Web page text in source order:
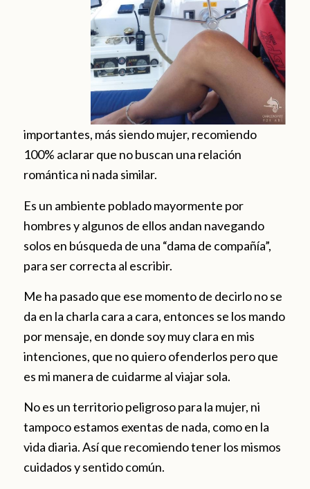
importantes, más siendo mujer, recomiendo
100% aclarar que no buscan una relación
romántica ni nada similar.
Es un ambiente poblado mayormente por
hombres y algunos de ellos andan navegando
solos en búsqueda de una “dama de compañía”,
para ser correcta al escribir.
Me ha pasado que ese momento de decirlo no se
da en la charla cara a cara, entonces se los mando
por mensaje, en donde soy muy clara en mis
intenciones, que no quiero ofenderlos pero que
es mi manera de cuidarme al viajar sola.
No es un territorio peligroso para la mujer, ni
tampoco estamos exentas de nada, como en la
vida diaria. Así que recomiendo tener los mismos
cuidados y sentido común.